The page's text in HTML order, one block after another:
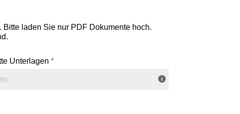
laden Sie nur PDF Dokumente hoch.
Unterlagen *